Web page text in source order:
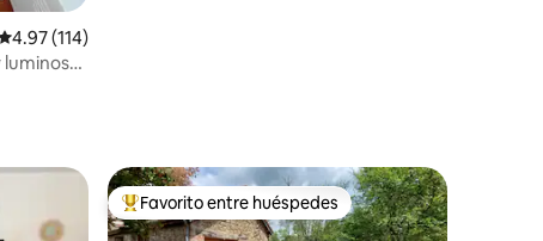
promedio: 4.97 de 5; 114 evaluaciones
4.97 (114)
luminoso
huéspedes De los mejores en Favorito entre huéspedes
Favorito entre huéspedes